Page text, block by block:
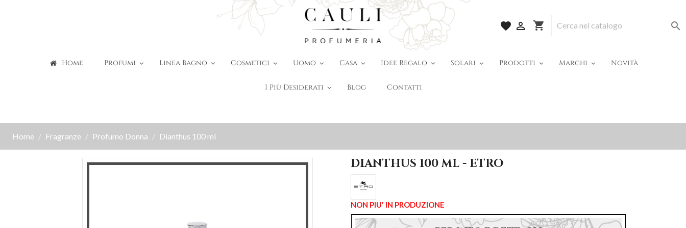
favorite  shopping_cart 
Home Profumi Linea Bagno Cosmetici Uomo Casa Idee Regalo Solari Prodotti Marchi Novità
I Più Desiderati Blog Contatti
Home Fragranze Profumo Donna Dianthus 100 ml
DIANTHUS 100 ML - ETRO
NON PIU' IN PRODUZIONE